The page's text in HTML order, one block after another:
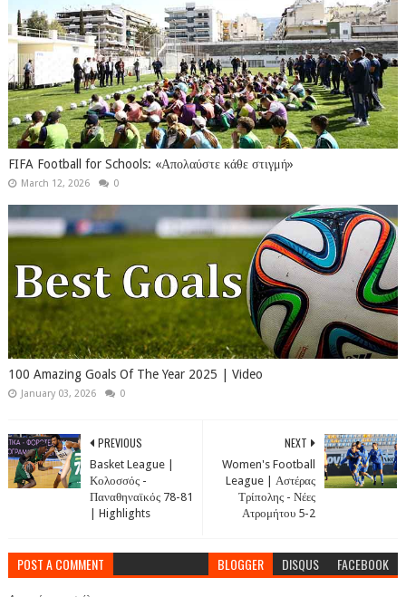
FIFA Football for Schools: «Απολαύστε κάθε στιγμή»
March 12, 2026 0
100 Amazing Goals Of The Year 2025 | Video
January 03, 2026 0
NEXT
Women's Football
League | Αστέρας
Τρίπολης - Νέες
Ατρομήτου 5-2
PREVIOUS
Basket League |
Κολοσσός -
Παναθηναϊκός 78-81
| Highlights
POST A COMMENT BLOGGER DISQUS FACEBOOK